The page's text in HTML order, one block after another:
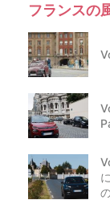
フランスの